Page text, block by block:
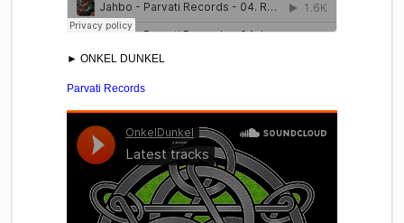
► ONKEL DUNKEL
Parvati Records